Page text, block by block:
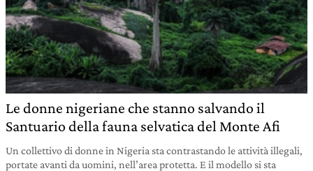
Le donne nigeriane che stanno salvando il
Santuario della fauna selvatica del Monte Afi
Un collettivo di donne in Nigeria sta contrastando le attività illegali,
portate avanti da uomini, nell’area protetta. E il modello si sta